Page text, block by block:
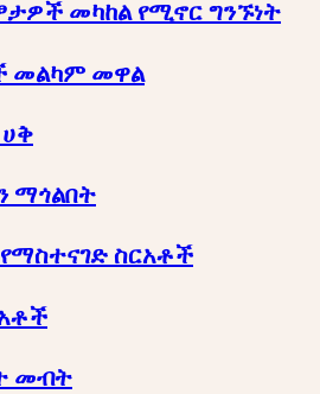
መካከል የሚኖር ግንኙነት
መልካም መዋል
ማጎልበት
የማስተናገድ ስርአቶች
መብት